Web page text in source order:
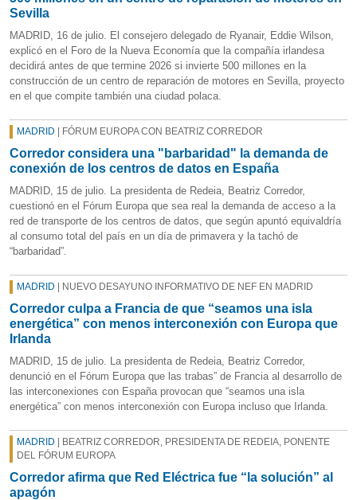
Sevilla
MADRID, 16 de julio. El consejero delegado de Ryanair, Eddie Wilson,
explicó en el Foro de la Nueva Economía que la compañía irlandesa
decidirá antes de que termine 2026 si invierte 500 millones en la
construcción de un centro de reparación de motores en Sevilla, proyecto
en el que compite también una ciudad polaca.
MADRID | FÓRUM EUROPA CON BEATRIZ CORREDOR
Corredor considera una "barbaridad" la demanda de
conexión de los centros de datos en España
MADRID, 15 de julio. La presidenta de Redeia, Beatriz Corredor,
cuestionó en el Fórum Europa que sea real la demanda de acceso a la
red de transporte de los centros de datos, que según apuntó equivaldría
al consumo total del país en un día de primavera y la tachó de
“barbaridad”.
MADRID | NUEVO DESAYUNO INFORMATIVO DE NEF EN MADRID
Corredor culpa a Francia de que “seamos una isla
energética” con menos interconexión con Europa que
Irlanda
MADRID, 15 de julio. La presidenta de Redeia, Beatriz Corredor,
denunció en el Fórum Europa que las trabas” de Francia al desarrollo de
las interconexiones con España provocan que “seamos una isla
energética” con menos interconexión con Europa incluso que Irlanda.
MADRID | BEATRIZ CORREDOR, PRESIDENTA DE REDEIA, PONENTE
DEL FÓRUM EUROPA
Corredor afirma que Red Eléctrica fue “la solución” al
apagón